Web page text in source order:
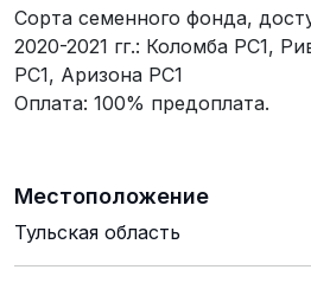
Сорта семенного фонда,
2020-2021 гг.: Коломба РС1,
РС1, Аризона РС1
Оплата: 100% предоплата.
Местоположение
Тульская область